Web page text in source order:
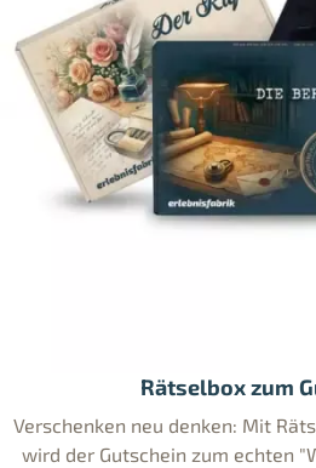
Rätselbox zum
Verschenken neu denken: Mit
wird der Gutschein zum echten